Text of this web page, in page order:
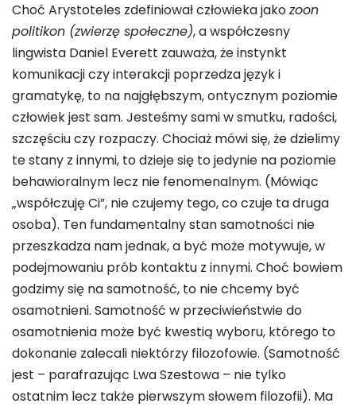
Choć Arystoteles zdefiniował człowieka jakozoon
politikon (zwierzę społeczne), a współczesny
lingwista Daniel Everett zauważa, że instynkt
komunikacji czy interakcji poprzedza język i
gramatykę, to na najgłębszym, ontycznym poziomie
człowiek jest sam. Jesteśmy sami w smutku, radości,
szczęściu czy rozpaczy. Chociaż mówi się, że dzielimy
te stany z innymi, to dzieje się to jedynie na poziomie
behawioralnym lecz nie fenomenalnym. (Mówiąc
„współczuję Ci”, nie czujemy tego, co czuje ta druga
osoba). Ten fundamentalny stan samotności nie
przeszkadza nam jednak, a być może motywuje, w
podejmowaniu prób kontaktu z innymi. Choć bowiem
godzimy się na samotność, to nie chcemy być
osamotnieni. Samotność w przeciwieństwie do
osamotnienia może być kwestią wyboru, którego to
dokonanie zalecali niektórzy filozofowie. (Samotność
jest – parafrazując Lwa Szestowa – nie tylko
ostatnim lecz także pierwszym słowem filozofii). Ma